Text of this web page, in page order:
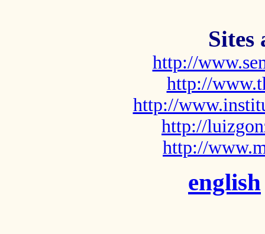
Sites
http://
http://
http://
http://
http://
english